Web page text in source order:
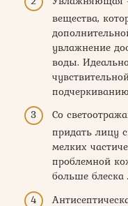
вещества,
увлажнение
воды.
Со
придать лицу
мелких
проблемной
больше блеска